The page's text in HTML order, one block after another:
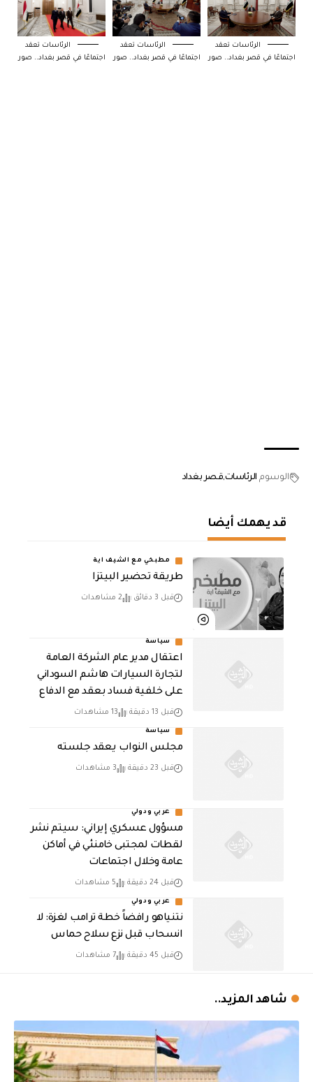
الرئاسات تعقد
اجتماعًا في قصر بغداد.. صور
الرئاسات تعقد
اجتماعًا في قصر بغداد.. صور
الرئاسات تعقد
اجتماعًا في قصر بغداد.. صور
الوسوم الرئاساتقصر بغداد
قد يهمك أيضا
مطبخي مع الشيف اية
طريقة تحضير البيتزا
قبل 3 دقائق 2 مشاهدات
سياسة
اعتقال مدير عام الشركة العامة
لتجارة السيارات هاشم السوداني
على خلفية فساد بعقد مع الدفاع
قبل 13 دقيقة 13 مشاهدات
سياسة
مجلس النواب يعقد جلسته
قبل 23 دقيقة 3 مشاهدات
عربي ودولي
مسؤول عسكري إيراني: سيتم نشر
لقطات لمجتبى خامنئي في أماكن
عامة وخلال اجتماعات
قبل 24 دقيقة 5 مشاهدات
عربي ودولي
نتنياهو رافضاً خطة ترامب لغزة: لا
انسحاب قبل نزع سلاح حماس
قبل 45 دقيقة 7 مشاهدات
شاهد المزيد..